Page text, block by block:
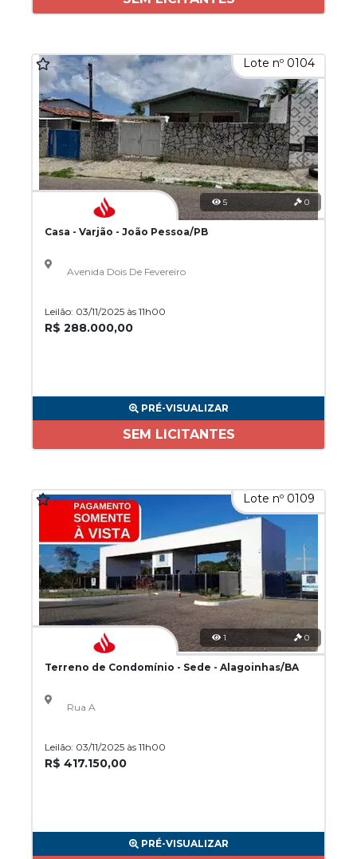
Lote nº 0104
5 0
Casa - Varjão - João Pessoa/PB
Avenida Dois De Fevereiro
Leilão: 03/11/2025 às 11h00
R$ 288.000,00
PRÉ-VISUALIZAR
SEM LICITANTES
Lote nº 0109
1 0
Terreno de Condomínio - Sede - Alagoinhas/BA
Rua A
Leilão: 03/11/2025 às 11h00
R$ 417.150,00
PRÉ-VISUALIZAR